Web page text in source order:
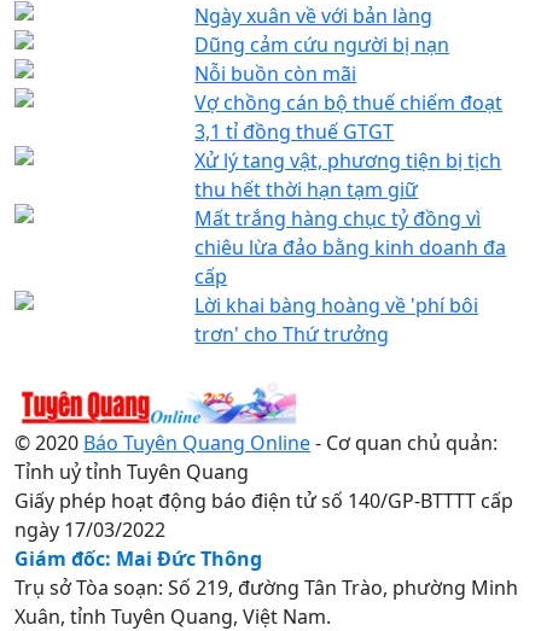
Ngày xuân về với bản làng
Dũng cảm cứu người bị nạn
Nỗi buồn còn mãi
Vợ chồng cán bộ thuế chiếm đoạt
3,1 tỉ đồng thuế GTGT
Xử lý tang vật, phương tiện bị tịch
thu hết thời hạn tạm giữ
Mất trắng hàng chục tỷ đồng vì
chiêu lừa đảo bằng kinh doanh đa
cấp
Lời khai bàng hoàng về 'phí bôi
trơn' cho Thứ trưởng
© 2020 Báo Tuyên Quang Online- Cơ quan chủ quản:
Tỉnh uỷ tỉnh Tuyên Quang
Giấy phép hoạt động báo điện tử số 140/GP-BTTTT cấp
ngày 17/03/2022
Giám đốc: Mai Đức Thông
Trụ sở Tòa soạn: Số 219, đường Tân Trào, phường Minh
Xuân, tỉnh Tuyên Quang, Việt Nam.